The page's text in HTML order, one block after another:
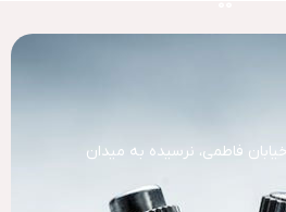
فاطمی، نرسیده به میدان